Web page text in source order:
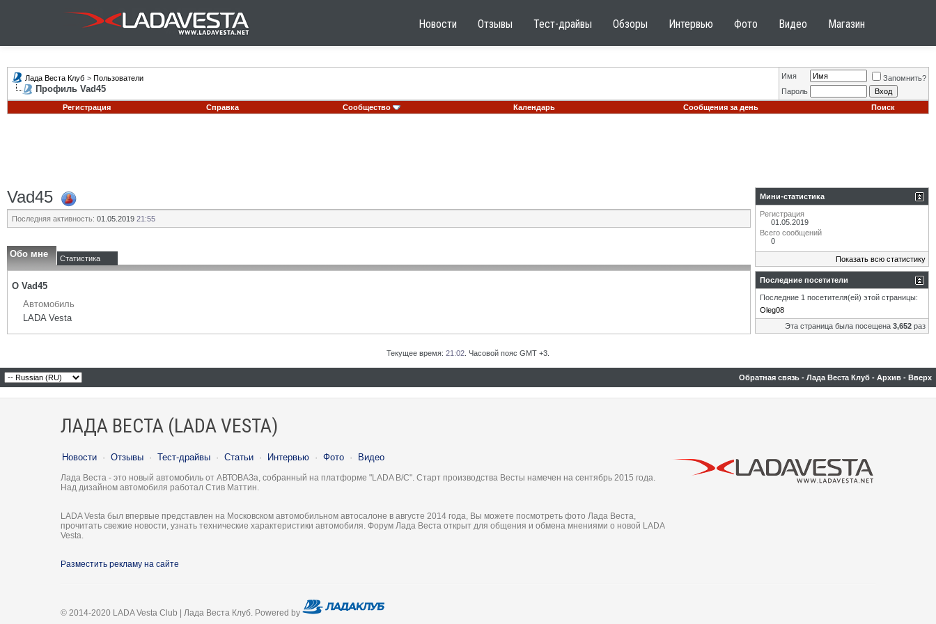
Новости Отзывы Тест-драйвы Обзоры Интервью Фото Видео Магазин
Лада Веста Клуб > Пользователи
Профиль Vad45
Имя
Запомнить?
Пароль
Регистрация
Справка Сообщество Календарь Сообщения за день Поиск
Vad45
Последняя активность: 01.05.2019 21:55
Обо мне Статистика
О Vad45
Автомобиль
LADA Vesta
Мини-статистика
Регистрация
01.05.2019
Всего сообщений
0
Показать всю статистику
Последние посетители
Последние 1 посетителя(ей) этой страницы:
Oleg08
Эта страница была посещена 3,652 раз
Текущее время: 21:02 . Часовой пояс GMT +3.
Обратная связь - Лада Веста Клуб - Архив - Вверх
ЛАДА ВЕСТА (LADA VESTA)
Новости · Отзывы · Тест-драйвы · Статьи · Интервью · Фото · Видео
Лада Веста - это новый автомобиль от АВТОВАЗа, собранный на платформе "LADA B/C". Старт производства Весты намечен на сентябрь 2015 года.
Над дизайном автомобиля работал Стив Маттин.
LADA Vesta был впервые представлен на Московском автомобильном автосалоне в августе 2014 года, Вы можете посмотреть фото Лада Веста,
прочитать свежие новости, узнать технические характеристики автомобиля. Форум Лада Веста открыт для общения и обмена мнениями о новой LADA
Vesta.
Разместить рекламу на сайте
© 2014-2020 LADA Vesta Club | Лада Веста Клуб. Powered by